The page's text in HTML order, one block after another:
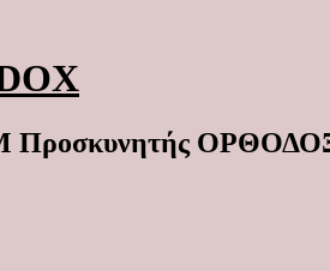
Προσκυνητής